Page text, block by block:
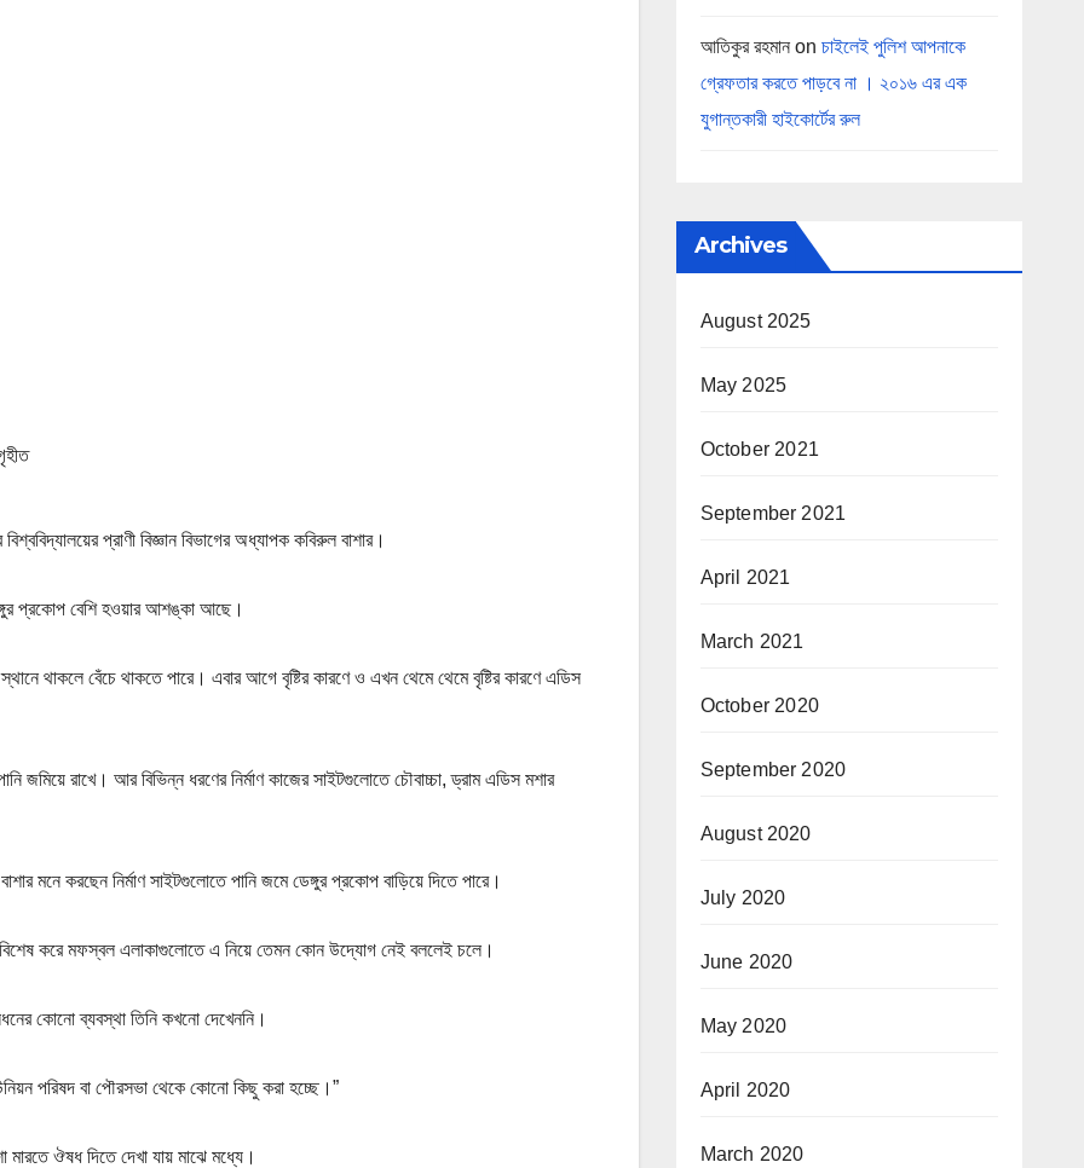
প্রাণী বিজ্ঞান বিভাগের অধ্যাপক কবিরুল বাশার।
প্রকোপ বেশি হওয়ার আশঙ্কা আছে।
থাকলে বেঁচে থাকতে পারে। এবার আগে বৃষ্টির কারণে ও এখন থেমে থেমে বৃষ্টির কারণে এডিস
জমিয়ে রাখে। আর বিভিন্ন ধরণের নির্মাণ কাজের সাইটগুলোতে চৌবাচ্চা, ড্রাম এডিস মশার
মনে করছেন নির্মাণ সাইটগুলোতে পানি জমে ডেঙ্গুর প্রকোপ বাড়িয়ে দিতে পারে।
বিশেষ করে মফস্বল এলাকাগুলোতে এ নিয়ে তেমন কোন উদ্যোগ নেই বললেই চলে।
কোনো ব্যবস্থা তিনি কখনো দেখেননি।
পরিষদ বা পৌরসভা থেকে কোনো কিছু করা হচ্ছে।”
মারতে ঔষধ দিতে দেখা যায় মাঝে মধ্যে।
আতিকুর রহমানon চাইলেই পুলিশ আপনাকে
গ্রেফতার করতে পাড়বে না । ২০১৬ এর এক
যুগান্তকারী হাইকোর্টের রুল
Archives
August 2025
May 2025
October 2021
September 2021
April 2021
March 2021
October 2020
September 2020
August 2020
July 2020
June 2020
May 2020
April 2020
March 2020